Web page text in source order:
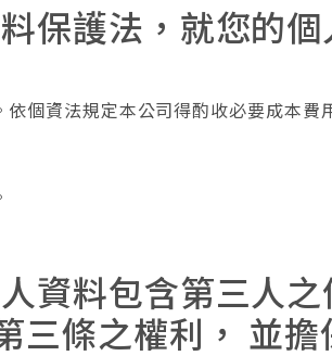
保護法，就您的
個資法規定本公司得酌收必要成本費
資料包含第三人
三條之權利， 並